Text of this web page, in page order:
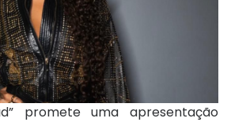
promete uma apresentação